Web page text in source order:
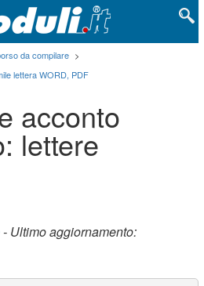
da compilare >
lettera WORD, PDF
acconto
lettere
- Ultimo aggiornamento: